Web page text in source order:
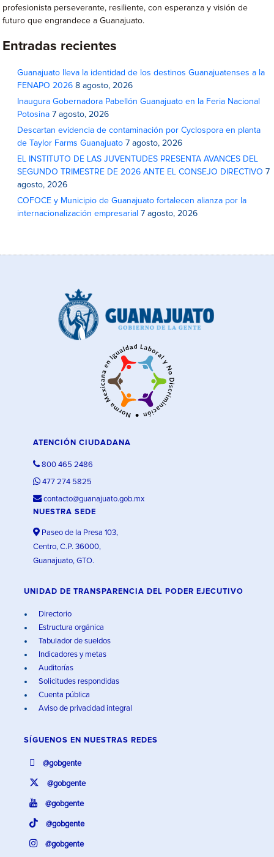
profesionista perseverante, resiliente, con esperanza y visión de
futuro que engrandece a Guanajuato.
Entradas recientes
Guanajuato lleva la identidad de los destinos Guanajuatenses a la
FENAPO 2026 8 agosto, 2026
Inaugura Gobernadora Pabellón Guanajuato en la Feria Nacional
Potosina 7 agosto, 2026
Descartan evidencia de contaminación por Cyclospora en planta
de Taylor Farms Guanajuato 7 agosto, 2026
EL INSTITUTO DE LAS JUVENTUDES PRESENTA AVANCES DEL
SEGUNDO TRIMESTRE DE 2026 ANTE EL CONSEJO DIRECTIVO 7
agosto, 2026
COFOCE y Municipio de Guanajuato fortalecen alianza por la
internacionalización empresarial 7 agosto, 2026
ATENCIÓN CIUDADANA
800 465 2486
477 274 5825
contacto@guanajuato.gob.mx
NUESTRA SEDE
Paseo de la Presa 103,
Centro, C.P. 36000,
Guanajuato, GTO.
UNIDAD DE TRANSPARENCIA DEL PODER EJECUTIVO
Directorio
Estructura orgánica
Tabulador de sueldos
Indicadores y metas
Auditorías
Solicitudes respondidas
Cuenta pública
Aviso de privacidad integral
SÍGUENOS EN NUESTRAS REDES
@gobgente
@gobgente
@gobgente
@gobgente
@gobgente